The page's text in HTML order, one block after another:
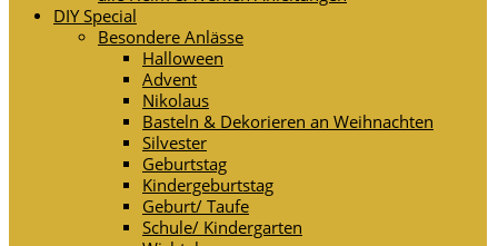
DIY Special
Besondere Anlässe
Halloween
Advent
Nikolaus
Basteln & Dekorieren an Weihnachten
Silvester
Geburtstag
Kindergeburtstag
Geburt/ Taufe
Schule/ Kindergarten